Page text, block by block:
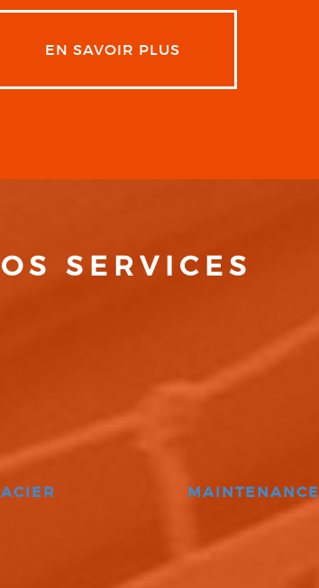
EN SAVOIR PLUS
SERVICES
MAINTENANCE